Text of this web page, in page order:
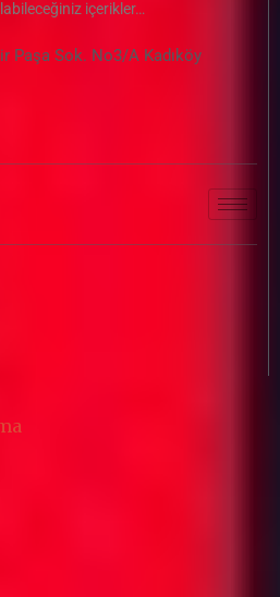
içerikler…
Paşa Sok. No3/A Kadıköy